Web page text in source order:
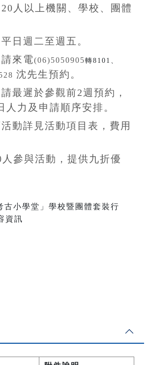
人以上機關、學校、團體
平日週二至週五。
請來電(06)5050905轉8101、
沈先生預約。
請最遲於參觀前2週預約，
人力及申請順序安排。
動詳見活動項目表，費用
人參與活動，提供九折優